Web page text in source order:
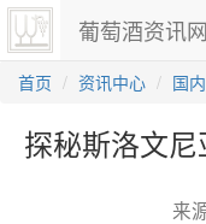
葡萄酒资讯网
首页 资讯中心 国
探秘斯洛文
来